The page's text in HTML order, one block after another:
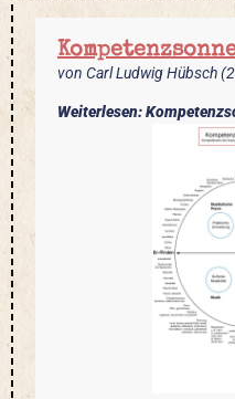
von Carl Ludwig Hübsch
Weiterlesen: